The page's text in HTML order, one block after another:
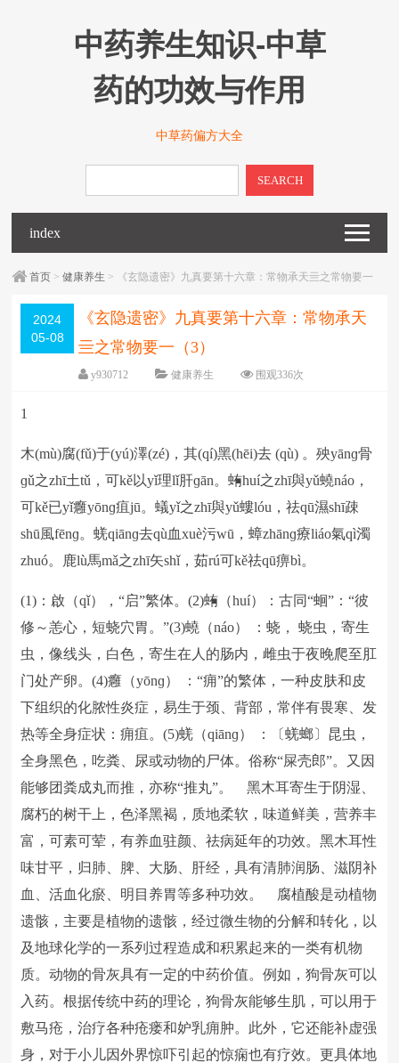
中药养生知识-中草
药的功效与作用
中草药偏方大全
SEARCH
index
首页 >健康养生 > 《玄隐遗密》九真要第十六章：常物承天亖之常物要一
2024
05-08
《玄隐遗密》九真要第十六章：常物承天
亖之常物要一（3）
y930712 健康养生 围观336次
1
木(mù)腐(fǔ)于(yú)澤(zé)，其(qí)黑(hēi)去 (qù) 。殃yānɡ骨
ɡǔ之zhī土tǔ，可kě以yǐ理lǐ肝ɡān。蛕huí之zhī與yǔ蟯náo，
可kě已yǐ癰yōnɡ疽jū。蟻yǐ之zhī與yǔ螻lóu，祛qū濕shī疎
shū風fēnɡ。蜣qiānɡ去qù血xuè污wū，蟑zhānɡ療liáo氣qì濁
zhuó。鹿lù馬mǎ之zhī矢shǐ，茹rú可kě祛qū痹bì。
(1)：啟（qǐ），“启”繁体。(2)蛕（huí）：古同“蛔”：“彼
修～恙心，短蛲穴胃。”(3)蟯（náo） ：蛲， 蛲虫，寄生
虫，像线头，白色，寄生在人的肠内，雌虫于夜晚爬至肛
门处产卵。(4)癰（yōnɡ） ：“痈”的繁体，一种皮肤和皮
下组织的化脓性炎症，易生于颈、背部，常伴有畏寒、发
热等全身症状：痈疽。(5)蜣（qiānɡ） ：〔蜣螂〕昆虫，
全身黑色，吃粪、尿或动物的尸体。俗称“屎壳郎”。又因
能够团粪成丸而推，亦称“推丸”。 黑木耳寄生于阴湿、
腐朽的树干上，色泽黑褐，质地柔软，味道鲜美，营养丰
富，可素可荤，有养血驻颜、祛病延年的功效。黑木耳性
味甘平，归肺、脾、大肠、肝经，具有清肺润肠、滋阴补
血、活血化瘀、明目养胃等多种功效。 腐植酸是动植物
遗骸，主要是植物的遗骸，经过微生物的分解和转化，以
及地球化学的一系列过程造成和积累起来的一类有机物
质。动物的骨灰具有一定的中药价值。例如，狗骨灰可以
入药。根据传统中药的理论，狗骨灰能够生肌，可以用于
敷马疮，治疗各种疮瘘和妒乳痈肿。此外，它还能补虚强
身，对于小儿因外界惊吓引起的惊痫也有疗效。更具体地